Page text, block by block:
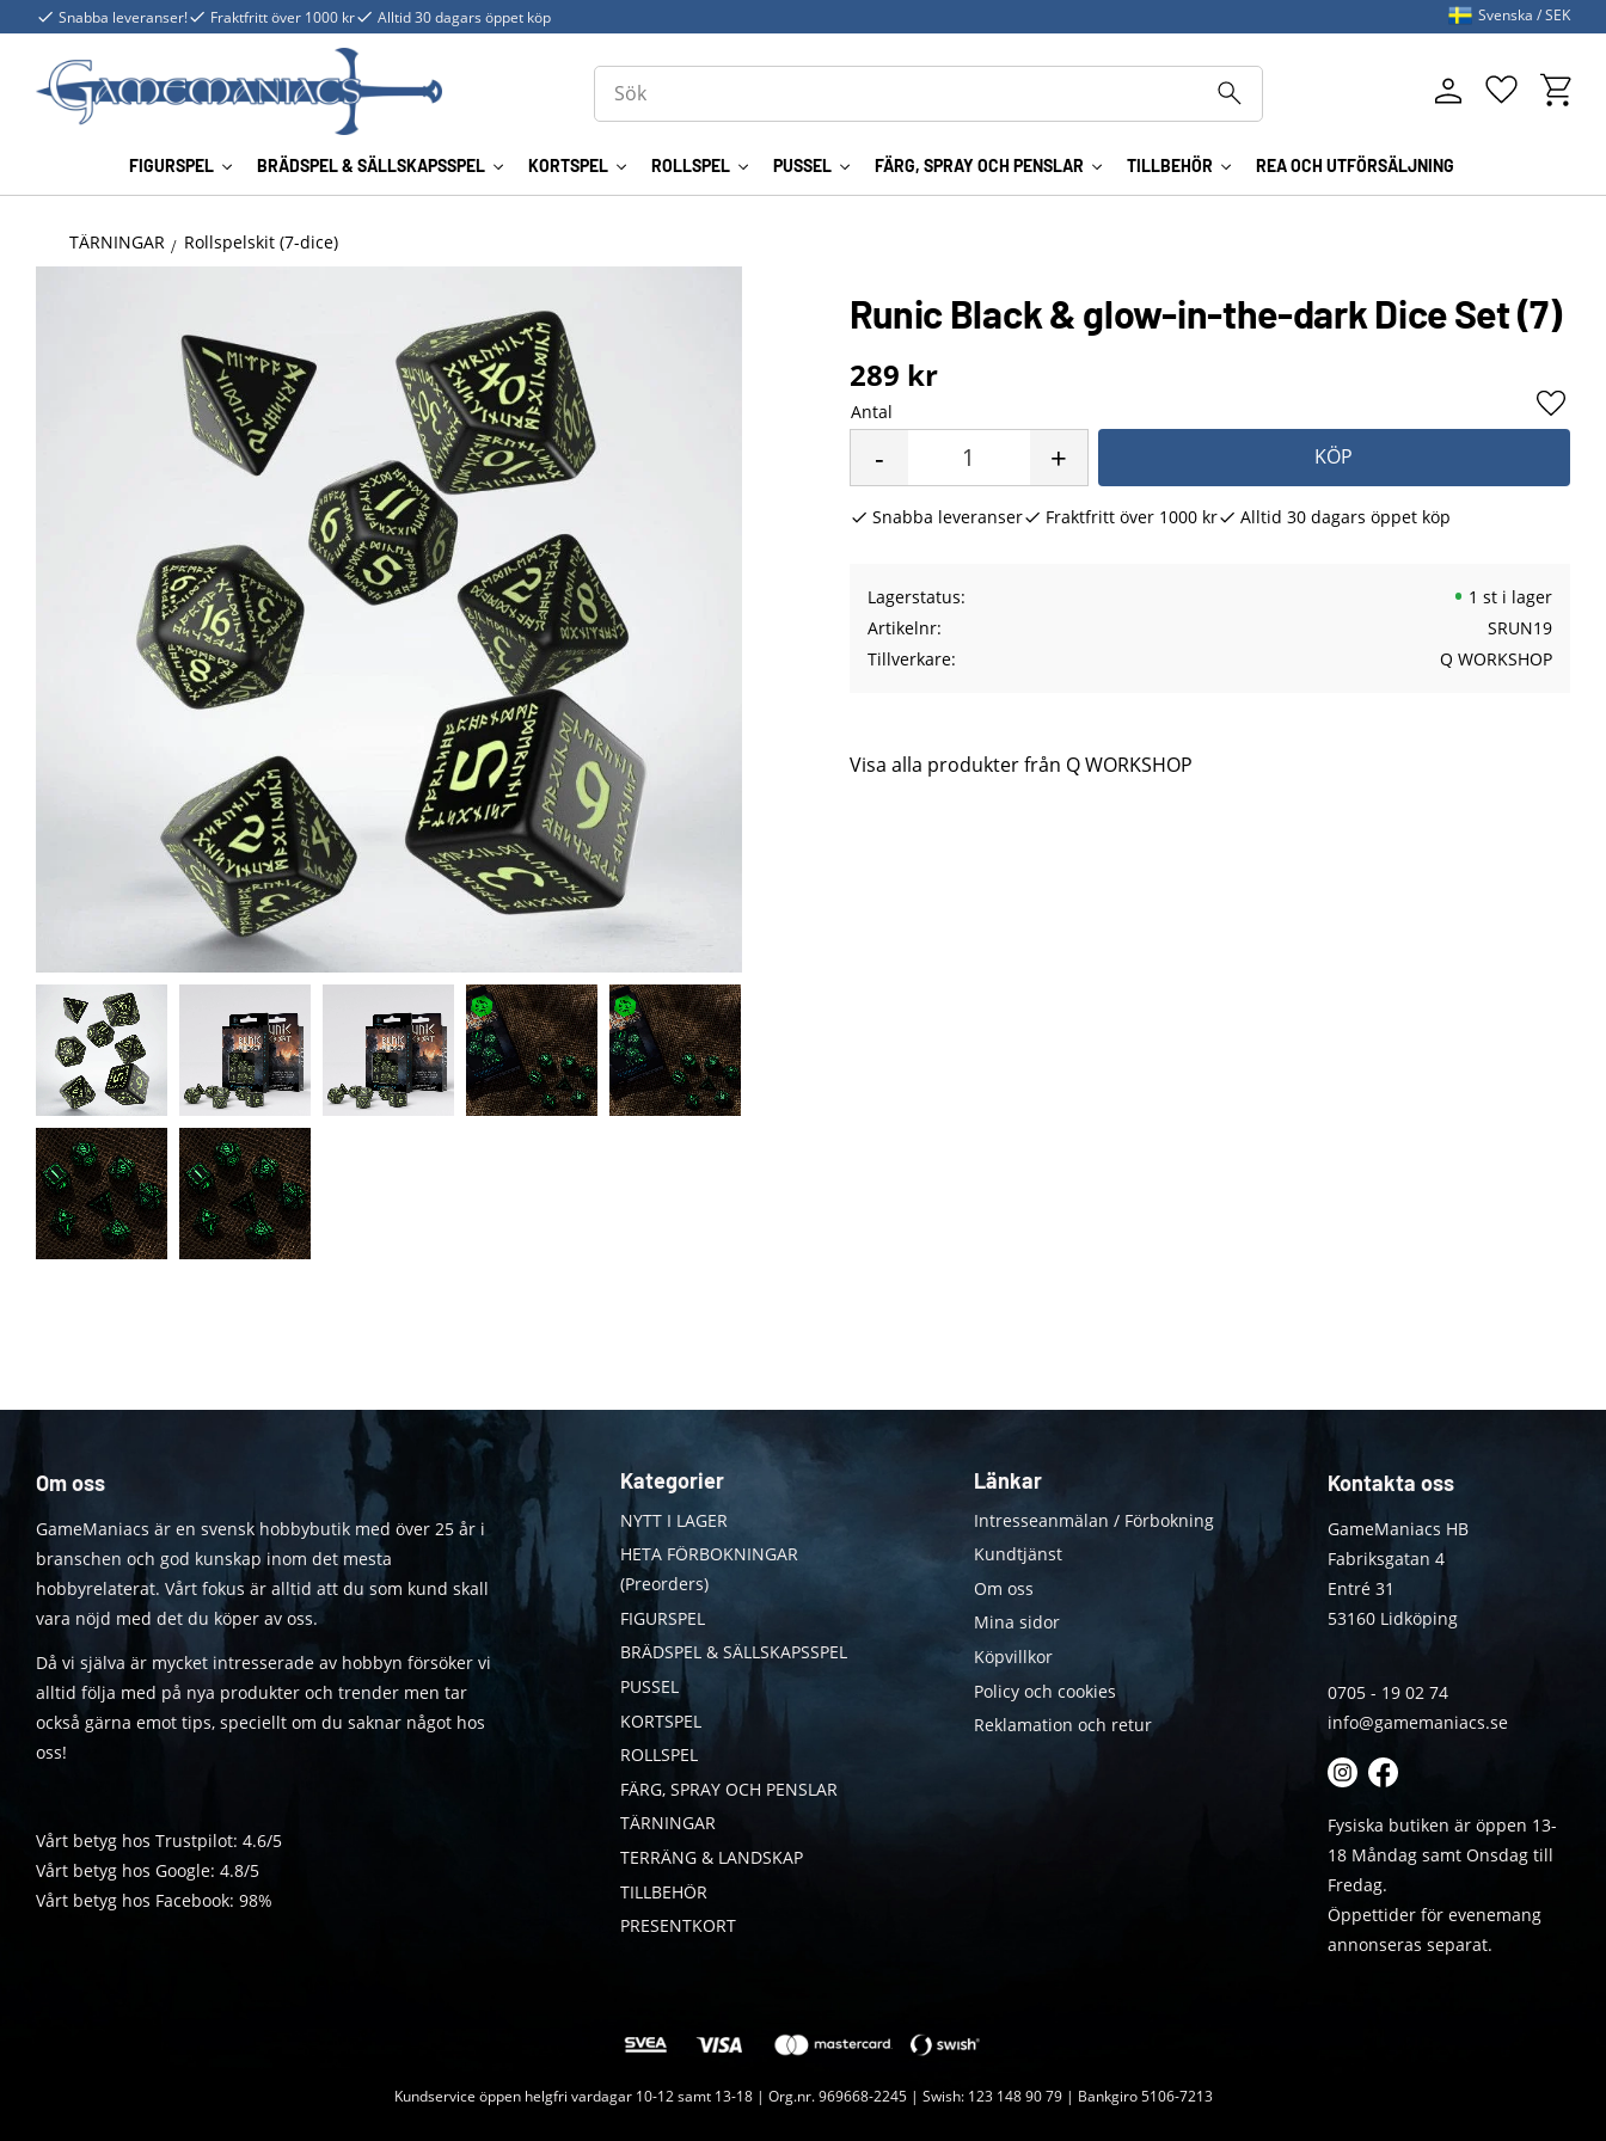
Snabba leveranser! Fraktfritt över 1000 kr Alltid 30 dagars öppet köp
FIGURSPEL BRÄDSPEL & SÄLLSKAPSSPEL KORTSPEL ROLLSPEL PUSSEL FÄRG, SPRAY OCH PENSLAR TILLBEHÖR REA OCH UTFÖRSÄLJNING
Favoriter
Svenska SEK
TÄRNINGAR Rollspelskit (7-dice)
Runic Black & glow-in-the-dark Dice Set (7)
289 kr
Antal
+
- KÖP
Lägg
Snabba leveranser Fraktfritt över 1000 kr Alltid 30 dagars öppet köp
Lagerstatus
1 st i lager
Artikelnr
SRUN19
Tillverkare
Q WORKSHOP
Visa alla produkter från Q WORKSHOP
Om oss
GameManiacs är en svensk hobbybutik med över 25 år i
branschen och god kunskap inom det mesta
hobbyrelaterat. Vårt fokus är alltid att du som kund skall
vara nöjd med det du köper av oss.
Då vi själva är mycket intresserade av hobbyn försöker vi
alltid följa med på nya produkter och trender men tar
också gärna emot tips, speciellt om du saknar något hos
oss!
Vårt betyg hos Trustpilot: 4.6/5
Vårt betyg hos Google: 4.8/5
Vårt betyg hos Facebook: 98%
Kategorier
NYTT I LAGER
HETA FÖRBOKNINGAR
(Preorders)
FIGURSPEL
BRÄDSPEL & SÄLLSKAPSSPEL
PUSSEL
KORTSPEL
ROLLSPEL
FÄRG, SPRAY OCH PENSLAR
TÄRNINGAR
TERRÄNG & LANDSKAP
TILLBEHÖR
PRESENTKORT
Länkar
Intresseanmälan / Förbokning
Kundtjänst
Om oss
Mina sidor
Köpvillkor
Policy och cookies
Reklamation och retur
Kontakta oss
GameManiacs HB
Fabriksgatan 4
Entré 31
53160 Lidköping
0705 - 19 02 74
info@gamemaniacs.se
Fysiska butiken är öppen 13-
18 Måndag samt Onsdag till
Fredag.
Öppettider för evenemang
annonseras separat.
Kundservice öppen helgfri vardagar 10-12 samt 13-18 | Org.nr. 969668-2245 | Swish: 123 148 90 79 | Bankgiro 5106-7213